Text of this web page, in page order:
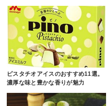
ピスタチオアイスのおすすめ11選。
濃厚な味と豊かな香りが魅力